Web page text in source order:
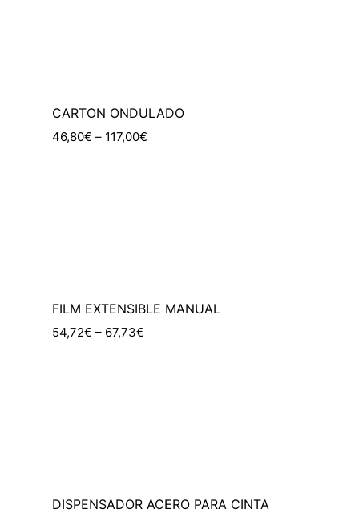
CARTON ONDULADO
46,80€ – 117,00€
FILM EXTENSIBLE MANUAL
54,72€ – 67,73€
DISPENSADOR ACERO PARA CINTA